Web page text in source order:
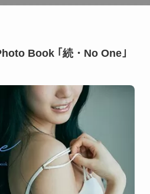
Book ｢続・No One｣